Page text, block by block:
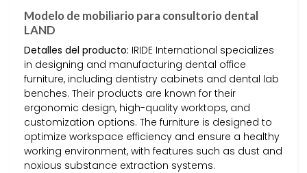
Modelo de mobiliario para consultorio dental
LAND
Detalles del producto: IRIDE International specializes
in designing and manufacturing dental office
furniture, including dentistry cabinets and dental lab
benches. Their products are known for their
ergonomic design, high-quality worktops, and
customization options. The furniture is designed to
optimize workspace efficiency and ensure a healthy
working environment, with features such as dust and
noxious substance extraction systems.